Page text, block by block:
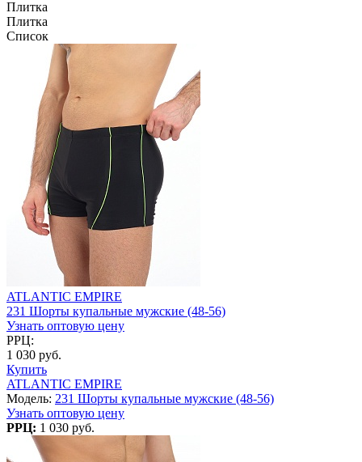
Плитка
Плитка
Список
ATLANTIC EMPIRE
231 Шорты купальные мужские (48-56)
Узнать оптовую цену
РРЦ:
1 030 руб.
Купить
ATLANTIC EMPIRE
Модель: 231 Шорты купальные мужские (48-56)
Узнать оптовую цену
РРЦ: 1 030 руб.